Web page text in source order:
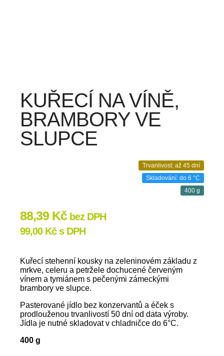
KUŘECÍ NA VÍNĚ,
BRAMBORY VE
SLUPCE
Trvanlivost: až 45 dní
Skladování: do 6 °C
400 g
88,39 Kč bez DPH
99,00 Kčs DPH
Kuřecí stehenní kousky na zeleninovém základu z
mrkve, celeru a petržele dochucené červeným
vínem a tymiánem s pečenými zámeckými
brambory ve slupce.
Pasterované jídlo bez konzervantů a éček s
prodlouženou trvanlivostí 50 dní od data výroby.
Jídla je nutné skladovat v chladničce do 6°C.
400 g